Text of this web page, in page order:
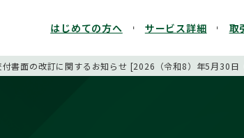
はじめての方へ サービス詳細 取
付書面の改訂に関するお知らせ [2026（令和8）年5月30日